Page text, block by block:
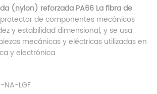
(nylon) reforzada PA66 La fibra de
de componentes mecánicos
y estabilidad dimensional, y se usa
mecánicas y eléctricas utilizadas en
y electrónica.
NA-LGF